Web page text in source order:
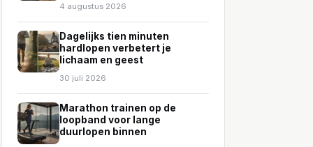
4 augustus 2026
Dagelijks tien minuten
hardlopen verbetert je
lichaam en geest
30 juli 2026
Marathon trainen op de
loopband voor lange
duurlopen binnen